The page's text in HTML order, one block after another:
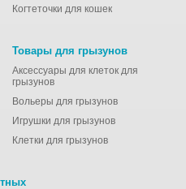
Когтеточки для кошек
Товары для грызунов
Аксессуары для клеток для
грызунов
Вольеры для грызунов
Игрушки для грызунов
Клетки для грызунов